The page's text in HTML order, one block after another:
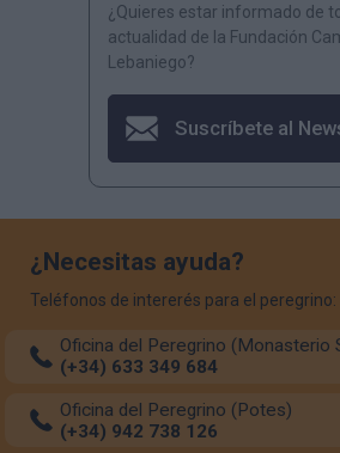
¿Quieres estar informado de
actualidad de la Fundación
Lebaniego?
Suscríbete al
¿Necesitas ayuda?
Teléfonos de intererés para el peregrino:
Oficina del Peregrino (Monasterio
(+34) 633 349 684
Oficina del Peregrino (Potes)
(+34) 942 738 126